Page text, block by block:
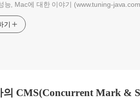
능, Mac에 대한 이야기 (www.tuning-
기
의 CMS(Concurrent Mark &